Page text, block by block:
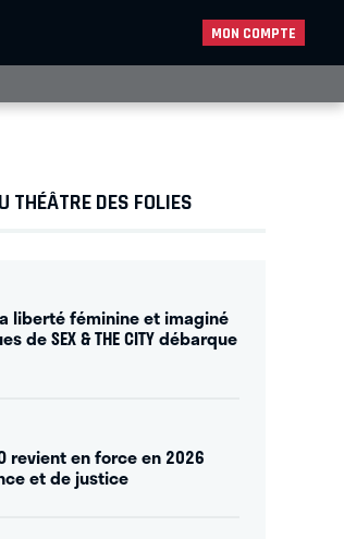
MON COMPTE
THÉÂTRE DES FOLIES
liberté féminine et imaginé
de SEX & THE CITY débarque
revient en force en 2026
et de justice